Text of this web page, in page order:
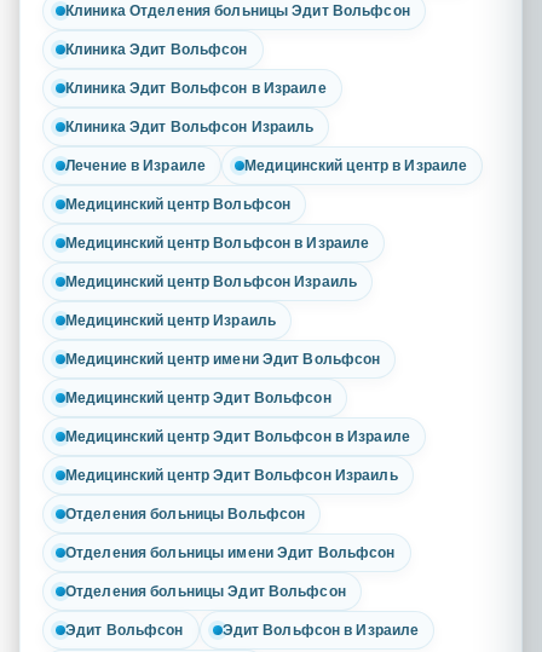
Клиника Отделения больницы Эдит Вольфсон
Клиника Эдит Вольфсон
Клиника Эдит Вольфсон в Израиле
Клиника Эдит Вольфсон Израиль
Лечение в Израиле Медицинский центр в Израиле
Медицинский центр Вольфсон
Медицинский центр Вольфсон в Израиле
Медицинский центр Вольфсон Израиль
Медицинский центр Израиль
Медицинский центр имени Эдит Вольфсон
Медицинский центр Эдит Вольфсон
Медицинский центр Эдит Вольфсон в Израиле
Медицинский центр Эдит Вольфсон Израиль
Отделения больницы Вольфсон
Отделения больницы имени Эдит Вольфсон
Отделения больницы Эдит Вольфсон
Эдит Вольфсон Эдит Вольфсон в Израиле